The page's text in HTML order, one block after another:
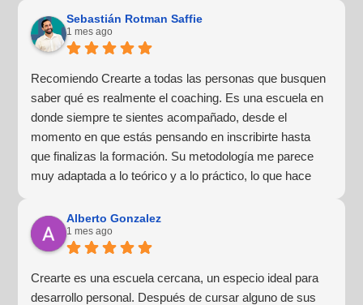
Sebastián Rotman Saffie
1 mes ago
Recomiendo Crearte a todas las personas que busquen
saber qué es realmente el coaching. Es una escuela en
donde siempre te sientes acompañado, desde el
momento en que estás pensando en inscribirte hasta
que finalizas la formación. Su metodología me parece
muy adaptada a lo teórico y a lo práctico, lo que hace
¡Para mí fue una excelente experiencia!
Alberto Gonzalez
1 mes ago
Crearte es una escuela cercana, un especio ideal para
desarrollo personal. Después de cursar alguno de sus